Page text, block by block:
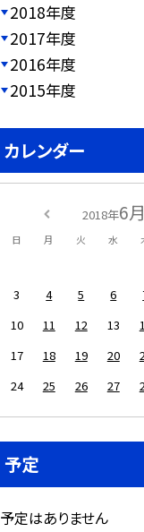
2018年度
2017年度
2016年度
2015年度
カレンダー
2018年6月
日 月 火 水
3
4 5 6
10
11 12 13
17
18 19 20
24
25 26 27
予定
予定はありません